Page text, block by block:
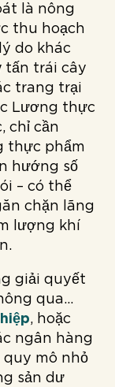
là nông
thu hoạch
do khác
tấn trái cây
trang trại
Lương thực
chỉ cần
thực phẩm
hướng số
– có thể
chặn lãng
lượng khí
giải quyết
qua...
, hoặc
ngân hàng
quy mô nhỏ
sản dư